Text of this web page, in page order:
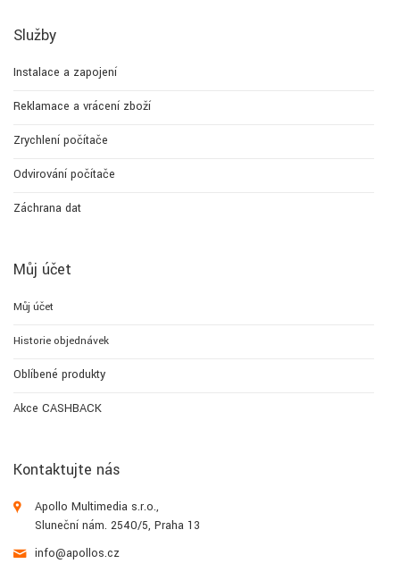
Služby
Instalace a zapojení
Reklamace a vrácení zboží
Zrychlení počítače
Odvirování počítače
Záchrana dat
Můj účet
Můj účet
Historie objednávek
Oblíbené produkty
Akce CASHBACK
Kontaktujte nás
Apollo Multimedia s.r.o.,
Sluneční nám. 2540/5, Praha 13
info@apollos.cz